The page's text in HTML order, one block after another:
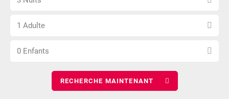
nombre
nuits
Choisissez
nombre
1 Adulte
Choisissez
0 Enfants